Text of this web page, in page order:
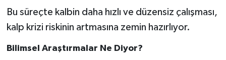
Bu süreçte kalbin daha hızlı ve düzensiz çalışması,
kalp krizi riskinin artmasına zemin hazırlıyor.
Bilimsel Araştırmalar Ne Diyor?